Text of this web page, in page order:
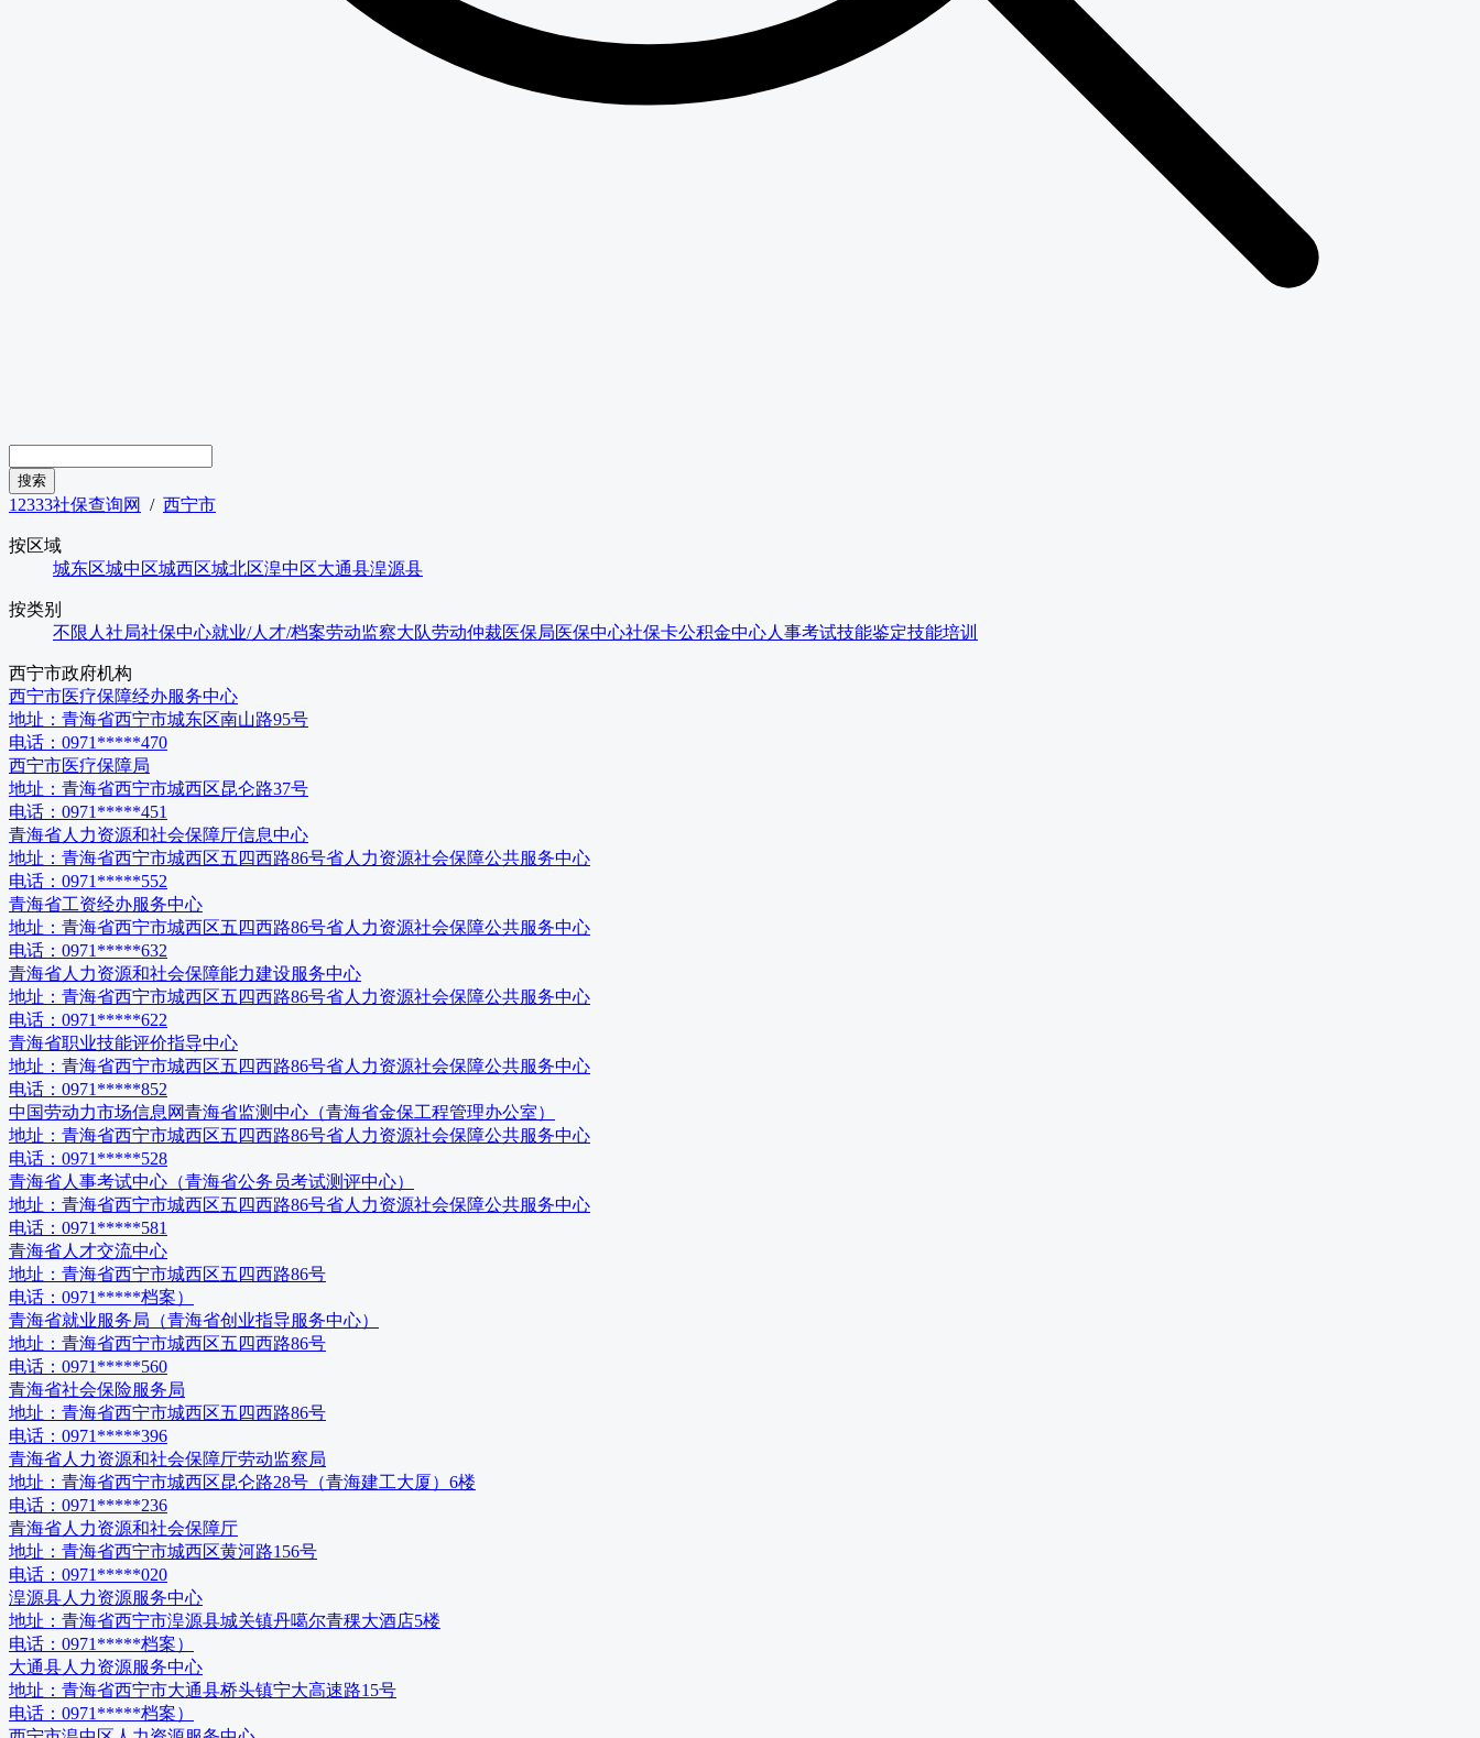
12333社保查询网 / 西宁市
按区域
城东区城中区城西区城北区湟中区大通县湟源县
按类别
不限 人社局社保中心就业/人才/档案劳动监察大队劳动仲裁医保局医保中心社保卡公积金中心人事考试技能鉴定技能培训
西宁市政府机构
西宁市医疗保障经办服务中心
地址： 青海省西宁市城东区南山路95号
电话： 0971*****470
西宁市医疗保障局
地址： 青海省西宁市城西区昆仑路37号
电话： 0971*****451
青海省人力资源和社会保障厅信息中心
地址： 青海省西宁市城西区五四西路86号省人力资源社会保障公共服务中心
电话： 0971*****552
青海省工资经办服务中心
地址： 青海省西宁市城西区五四西路86号省人力资源社会保障公共服务中心
电话： 0971*****632
青海省人力资源和社会保障能力建设服务中心
地址： 青海省西宁市城西区五四西路86号省人力资源社会保障公共服务中心
电话： 0971*****622
青海省职业技能评价指导中心
地址： 青海省西宁市城西区五四西路86号省人力资源社会保障公共服务中心
电话： 0971*****852
中国劳动力市场信息网青海省监测中心（青海省金保工程管理办公室）
地址： 青海省西宁市城西区五四西路86号省人力资源社会保障公共服务中心
电话： 0971*****528
青海省人事考试中心（青海省公务员考试测评中心）
地址： 青海省西宁市城西区五四西路86号省人力资源社会保障公共服务中心
电话： 0971*****581
青海省人才交流中心
地址： 青海省西宁市城西区五四西路86号
电话： 0971*****档案）
青海省就业服务局（青海省创业指导服务中心）
地址： 青海省西宁市城西区五四西路86号
电话： 0971*****560
青海省社会保险服务局
地址： 青海省西宁市城西区五四西路86号
电话： 0971*****396
青海省人力资源和社会保障厅劳动监察局
地址： 青海省西宁市城西区昆仑路28号（青海建工大厦）6楼
电话： 0971*****236
青海省人力资源和社会保障厅
地址： 青海省西宁市城西区黄河路156号
电话： 0971*****020
湟源县人力资源服务中心
地址： 青海省西宁市湟源县城关镇丹噶尔青稞大酒店5楼
电话： 0971*****档案）
大通县人力资源服务中心
地址： 青海省西宁市大通县桥头镇宁大高速路15号
电话： 0971*****档案）